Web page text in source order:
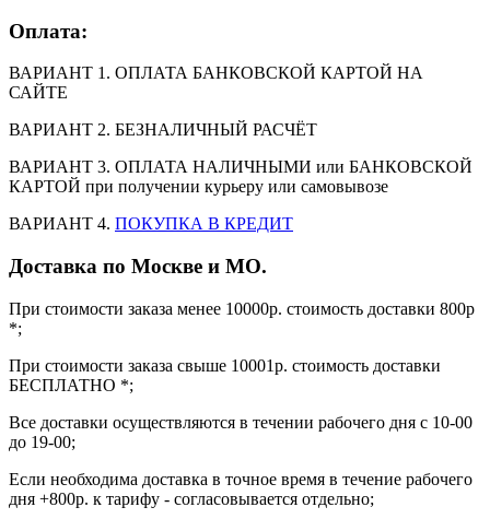
Оплата:
ВАРИАНТ 1. ОПЛАТА БАНКОВСКОЙ КАРТОЙ НА
САЙТЕ
ВАРИАНТ 2. БЕЗНАЛИЧНЫЙ РАСЧЁТ
ВАРИАНТ 3. ОПЛАТА НАЛИЧНЫМИ или БАНКОВСКОЙ
КАРТОЙ при получении курьеру или самовывозе
ВАРИАНТ 4. ПОКУПКА В КРЕДИТ
Доставка по Москве и МО.
При стоимости заказа менее 10000р. стоимость доставки 800р
*;
При стоимости заказа свыше 10001р. стоимость доставки
БЕСПЛАТНО *;
Все доставки осуществляются в течении рабочего дня с 10-00
до 19-00;
Если необходима доставка в точное время в течение рабочего
дня +800р. к тарифу - согласовывается отдельно;